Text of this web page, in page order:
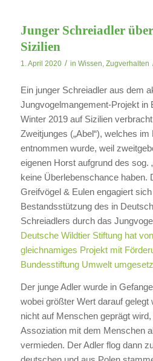
Junger Schreiadler
Sizilien
1. April 2020 / in Wissen Zugverhalten
Ein junger Schreiadler aus dem
Jungvogelmangement-Projekt in
Winter 2019 auf Sizilien
Zweitjunges („Abel“), welches
entnommen wurde, weil
eigenen Horst aufgrund des sog.
keine Überlebenschance haben.
Greifvögel & Eulen engagiert
Bestandsstützung des in
Schreiadlers durch das
Deutsche Wildtier Stiftung hat
gleichnamiges Projekt mit
Bundesstiftung Umwelt
Der junge Adler wurde in
wobei größter Wert darauf gelegt
nicht auf Menschen geprägt
Assoziation mit dem Menschen
vermieden. Der Adler flog dann